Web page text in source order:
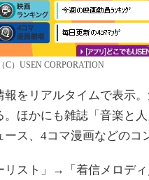
（C）USEN CORPORATION
をリアルタイムで表示
ほかにも雑誌「音楽と
ス、4コマ漫画などのコ
スト」→「着信メロデ